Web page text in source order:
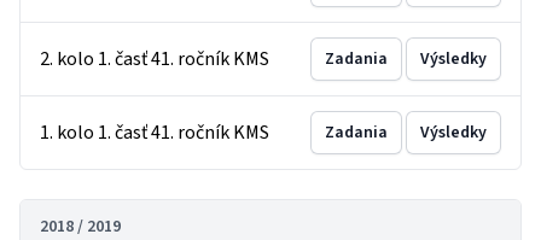
2. kolo 1. časť 41. ročník KMS Zadania Výsledky
1. kolo 1. časť 41. ročník KMS Zadania Výsledky
2018 / 2019